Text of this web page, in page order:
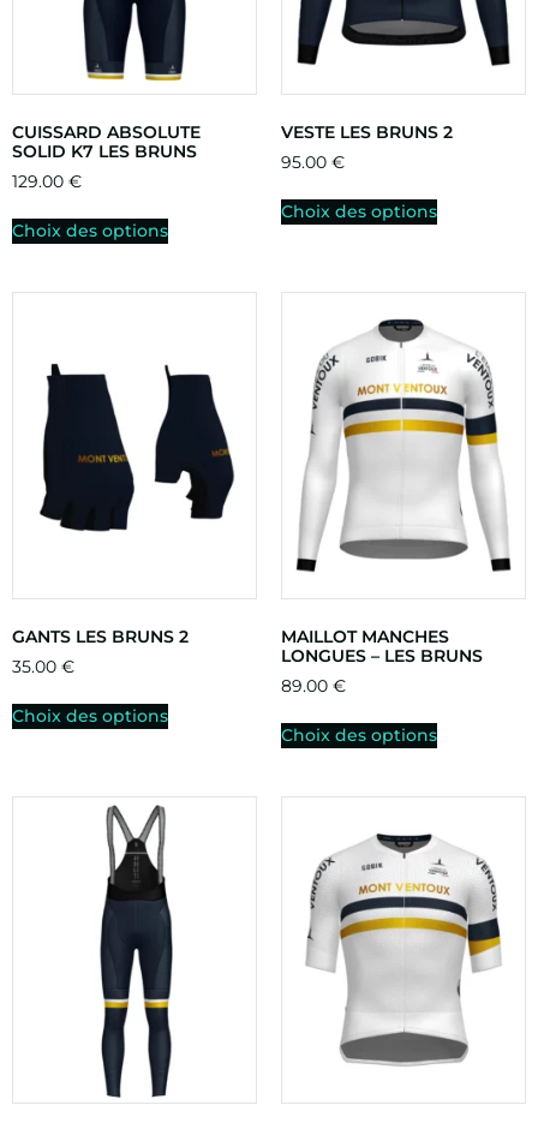
CUISSARD ABSOLUTE
SOLID K7 LES BRUNS
129.00 €
Choix des options
VESTE LES BRUNS 2
95.00 €
Choix des options
GANTS LES BRUNS 2
35.00 €
Choix des options
MAILLOT MANCHES
LONGUES – LES BRUNS
89.00 €
Choix des options